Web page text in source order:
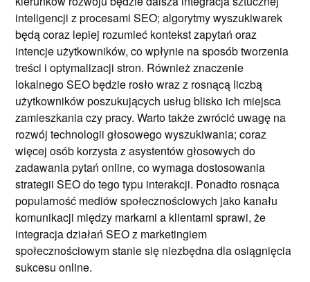
inteligencji z procesami SEO; algorytmy wyszukiwarek
będą coraz lepiej rozumieć kontekst zapytań oraz
intencje użytkowników, co wpłynie na sposób tworzenia
treści i optymalizacji stron. Również znaczenie
lokalnego SEO będzie rosło wraz z rosnącą liczbą
użytkowników poszukujących usług blisko ich miejsca
zamieszkania czy pracy. Warto także zwrócić uwagę na
rozwój technologii głosowego wyszukiwania; coraz
więcej osób korzysta z asystentów głosowych do
zadawania pytań online, co wymaga dostosowania
strategii SEO do tego typu interakcji. Ponadto rosnąca
popularność mediów społecznościowych jako kanału
komunikacji między markami a klientami sprawi, że
integracja działań SEO z marketingiem
społecznościowym stanie się niezbędna dla osiągnięcia
sukcesu online.